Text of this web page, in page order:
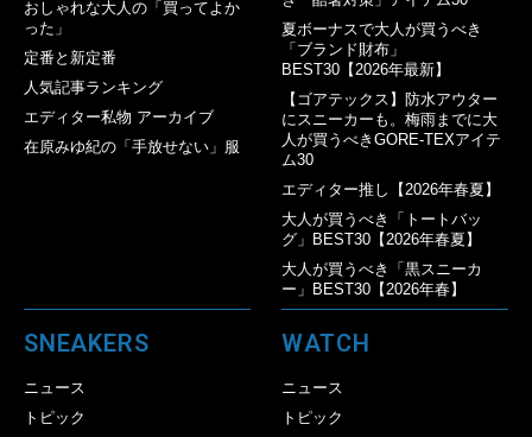
おしゃれな大人の「買ってよか
った」
定番と新定番
人気記事ランキング
エディター私物 アーカイブ
在原みゆ紀の「手放せない」服
夏ボーナスで大人が買うべき
「ブランド財布」
BEST30【2026年最新】
【ゴアテックス】防水アウター
にスニーカーも。梅雨までに大
人が買うべきGORE-TEXアイテ
ム30
エディター推し【2026年春夏】
大人が買うべき「トートバッ
グ」BEST30【2026年春夏】
大人が買うべき「黒スニーカ
ー」BEST30【2026年春】
SNEAKERS
ニュース
トピック
WATCH
ニュース
トピック